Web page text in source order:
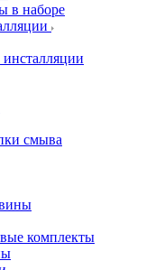
в наборе
смыва
комплекты